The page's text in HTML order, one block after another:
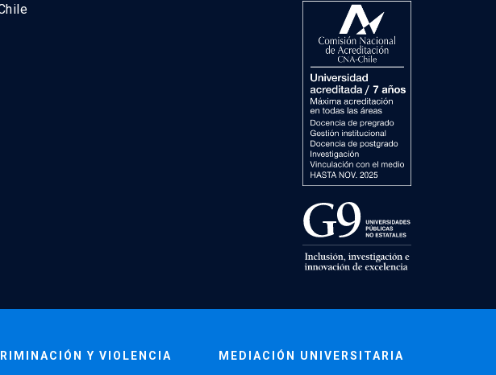
Y VIOLENCIA MEDIACIÓN UNIVERSITARIA